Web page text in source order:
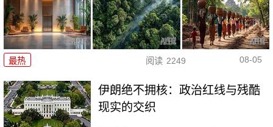
最热 阅读 2249 08-05
伊朗绝不拥核：政治红线与残酷
现实的交织